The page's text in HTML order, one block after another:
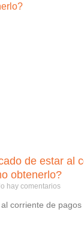
de estar al
obtenerlo?
hay comentarios
corriente de